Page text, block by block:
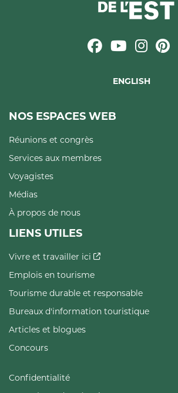
ENGLISH
NOS ESPACES WEB
Réunions et congrès
Services aux membres
Voyagistes
Médias
À propos de nous
LIENS UTILES
Vivre et travailler ici
Emplois en tourisme
Tourisme durable et responsable
Bureaux d'information touristique
Articles et blogues
Concours
Confidentialité